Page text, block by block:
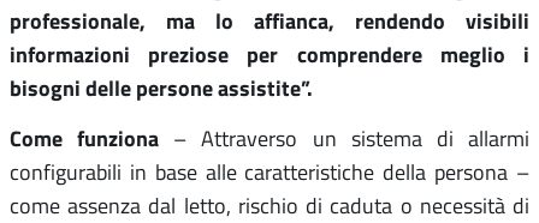
professionale, ma lo affianca, rendendo visibili
informazioni preziose per comprendere meglio i
bisogni delle persone assistite”.
Come funziona – Attraverso un sistema di allarmi
configurabili in base alle caratteristiche della persona –
come assenza dal letto, rischio di caduta o necessità di